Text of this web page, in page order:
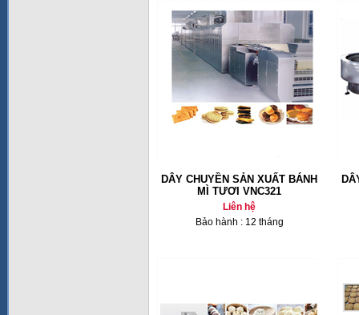
DÂY CHUYỀN SẢN XUẤT BÁNH
MÌ TƯƠI VNC321
Liên hệ
Bảo hành : 12 tháng